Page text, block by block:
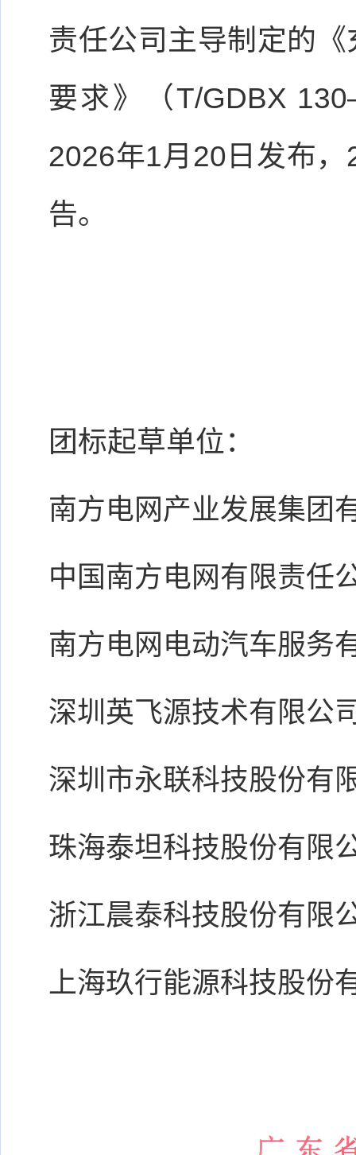
责任公司主导制定的
要求》（T/GDBX
2026年1月20日发布
告。
团标起草单位：
南方电网产业发展集团
中国南方电网有限责任
南方电网电动汽车服务
深圳英飞源技术有限公
深圳市永联科技股份有
珠海泰坦科技股份有限
浙江晨泰科技股份有限
上海玖行能源科技股份